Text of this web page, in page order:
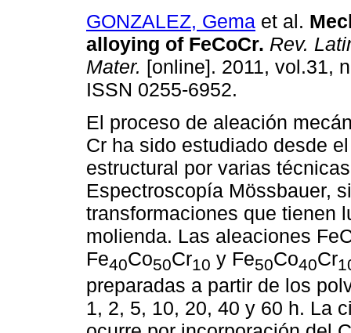
GONZALEZ, Gema et al.
alloying of FeCoCr. Rev.
Mater. [online]. 2011, vol.31,
ISSN 0255-6952.
El proceso de aleación
Cr ha sido estudiado desde
estructural por varias
Espectroscopía Mössbauer,
transformaciones que tienen
molienda. Las aleaciones
Fe40Co50Cr10 y Fe50Co40Cr
preparadas a partir de los
1, 2, 5, 10, 20, 40 y 60 h. La